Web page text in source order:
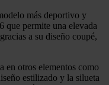
más deportivo y
que permite una elevada
a su diseño coupé,
en otros elementos como
estilizado y la silueta